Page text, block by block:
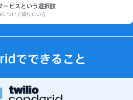
ービスという選択肢
について知りたい方
でできること